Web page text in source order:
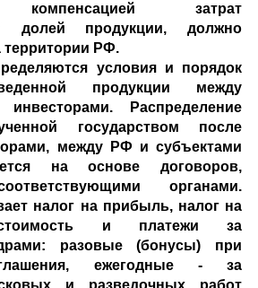
компенсацией затрат
долей продукции, должно
территории РФ.
условия и порядок
продукции между
Распределение
государством после
между РФ и субъектами
на основе договоров,
органами.
налог на прибыль, налог на
и платежи за
разовые (бонусы) при
ежегодные - за
и разведочных работ